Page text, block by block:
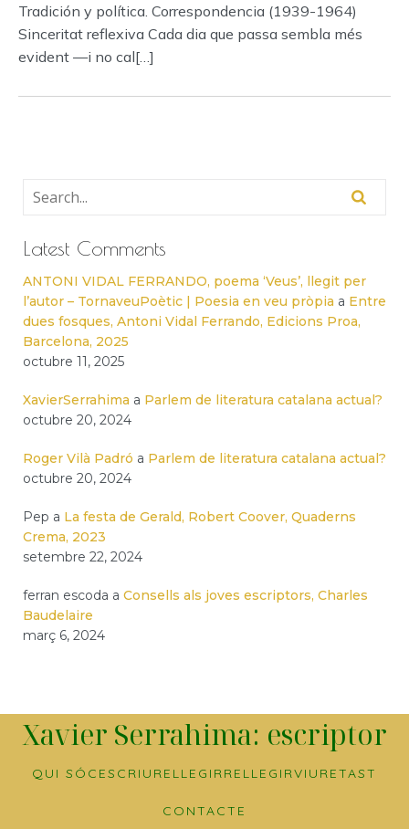
Tradición y política. Correspondencia (1939-1964)
Sinceritat reflexiva Cada dia que passa sembla més
evident —i no cal[…]
Latest Comments
ANTONI VIDAL FERRANDO, poema ‘Veus’, llegit per
l’autor – TornaveuPoètic | Poesia en veu pròpia a Entre
dues fosques, Antoni Vidal Ferrando, Edicions Proa,
Barcelona, 2025
octubre 11, 2025
XavierSerrahima a Parlem de literatura catalana actual?
octubre 20, 2024
Roger Vilà Padró a Parlem de literatura catalana actual?
octubre 20, 2024
Pep a La festa de Gerald, Robert Coover, Quaderns
Crema, 2023
setembre 22, 2024
ferran escoda a Consells als joves escriptors, Charles
Baudelaire
març 6, 2024
Xavier Serrahima: escriptor
QUI SÓC ESCRIURE LLEGIRRELLEGIRVIURETAST
CONTACTE